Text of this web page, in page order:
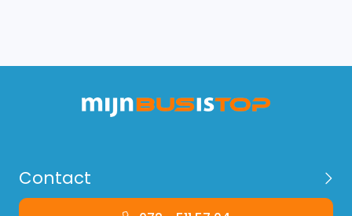
Contact